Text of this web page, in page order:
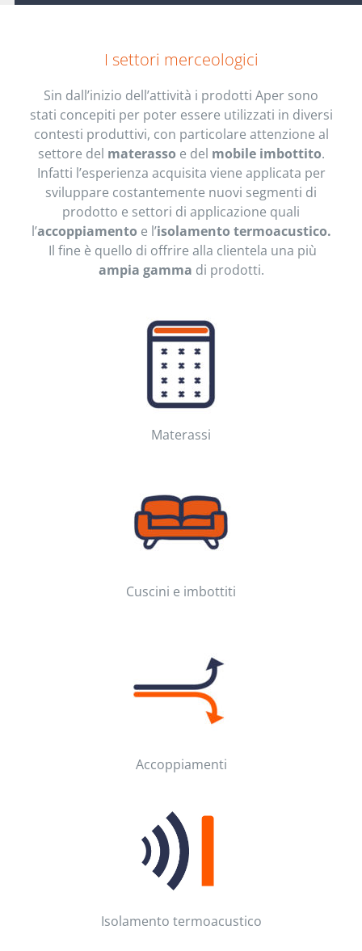
I settori merceologici
Sin dall’inizio dell’attività i prodotti Aper sono
stati concepiti per poter essere utilizzati in diversi
contesti produttivi, con particolare attenzione al
settore del materasso e del mobile imbottito.
Infatti l’esperienza acquisita viene applicata per
sviluppare costantemente nuovi segmenti di
prodotto e settori di applicazione quali
l’accoppiamento e l’isolamento termoacustico.
Il fine è quello di offrire alla clientela una più
ampia gamma di prodotti.
Materassi
Cuscini e imbottiti
Accoppiamenti
Isolamento termoacustico